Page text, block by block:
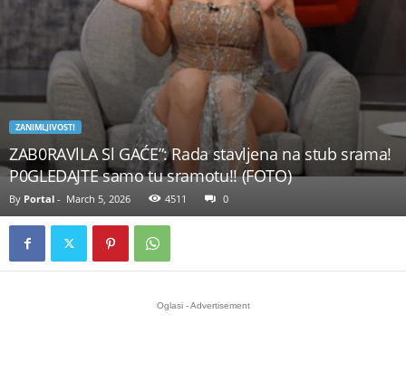
ZANIMLJIVOSTI
ZAB0RAVlLA Sl GAĆE”: Rada stavljena na stub srama!
P0GLEDAJTE samo tu sramotu!! (FOTO)
By Portal - March 5, 2026 4511 0
Oglasi - Advertisement